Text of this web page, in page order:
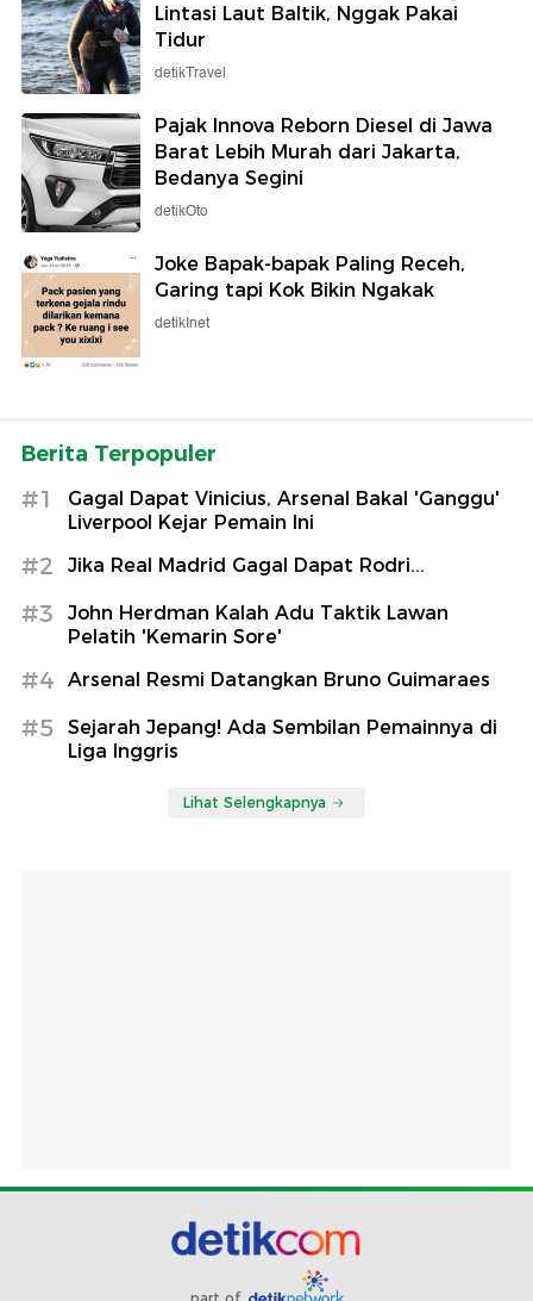
Lintasi Laut Baltik, Nggak Pakai
Tidur
detikTravel
Pajak Innova Reborn Diesel di Jawa
Barat Lebih Murah dari Jakarta,
Bedanya Segini
detikOto
Joke Bapak-bapak Paling Receh,
Garing tapi Kok Bikin Ngakak
detikInet
Berita Terpopuler
#1
Gagal Dapat Vinicius, Arsenal Bakal 'Ganggu'
Liverpool Kejar Pemain Ini
#2 Jika Real Madrid Gagal Dapat Rodri...
#3
John Herdman Kalah Adu Taktik Lawan
Pelatih 'Kemarin Sore'
#4 Arsenal Resmi Datangkan Bruno Guimaraes
#5
Sejarah Jepang! Ada Sembilan Pemainnya di
Liga Inggris
Lihat Selengkapnya